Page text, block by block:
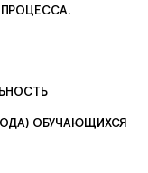
ОБУЧАЮЩИХСЯ